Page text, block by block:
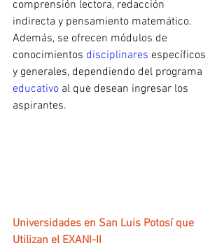
comprensión lectora, redacción
indirecta y pensamiento matemático.
Además, se ofrecen módulos de
conocimientos disciplinares específicos
y generales, dependiendo del programa
educativo al que desean ingresar los
aspirantes.
Universidades en San Luis Potosí que
Utilizan el EXANI-II